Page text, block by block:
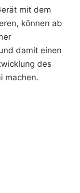
mit dem
können ab
damit einen
des
machen.